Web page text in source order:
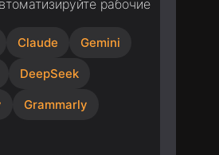
рабочие
Claude Gemini
DeepSeek
Grammarly